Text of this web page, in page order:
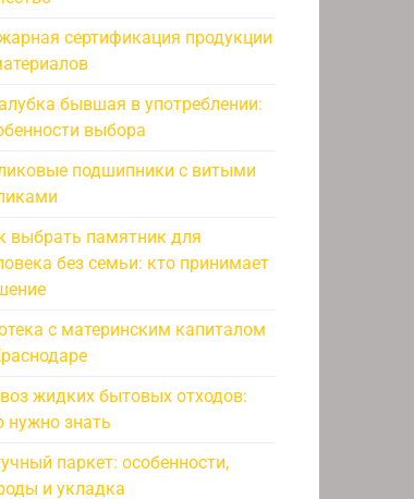
сертификация продукции
бывшая в употреблении:
выбора
подшипники с витыми
выбрать памятник для
без семьи: кто принимает
с материнским капиталом
жидких бытовых отходов:
нужно знать
паркет: особенности,
и укладка